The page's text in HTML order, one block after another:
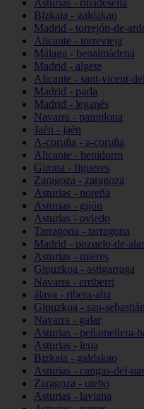
Asturias - ribadesella
Bizkaia - galdakao
Madrid - torrejón-de-
Alicante - torrevieja
Málaga - benalmádena
Madrid - algete
Alicante - sant-vicent-
Madrid - parla
Madrid - leganés
Navarra - pamplona
Jaén - jaén
A-coruña - a-coruña
Alicante - benidorm
Girona - figueres
Zaragoza - zaragoza
Asturias - noreña
Asturias - gijón
Asturias - oviedo
Tarragona - tarragona
Madrid - pozuelo-de-
Asturias - mieres
Gipuzkoa - astigarraga
Navarra - erriberri
álava - ribera-alta
Gipuzkoa - san-sebastián
Navarra - galar
Asturias - peñamellera-
Asturias - lena
Bizkaia - galdakao
Asturias - cangas-del-
Zaragoza - utebo
Asturias - laviana